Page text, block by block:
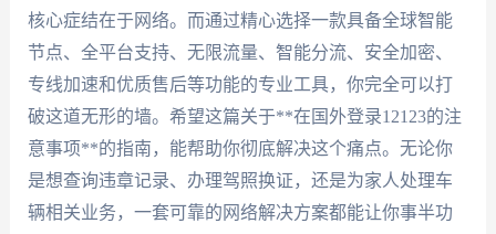
核心症结在于网络。而通过精心选择一款具备全球智能
节点、全平台支持、无限流量、智能分流、安全加密、
专线加速和优质售后等功能的专业工具，你完全可以打
破这道无形的墙。希望这篇关于**在国外登录12123的注
意事项**的指南，能帮助你彻底解决这个痛点。无论你
是想查询违章记录、办理驾照换证，还是为家人处理车
辆相关业务，一套可靠的网络解决方案都能让你事半功